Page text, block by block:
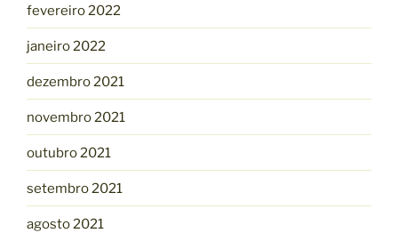
fevereiro 2022
janeiro 2022
dezembro 2021
novembro 2021
outubro 2021
setembro 2021
agosto 2021